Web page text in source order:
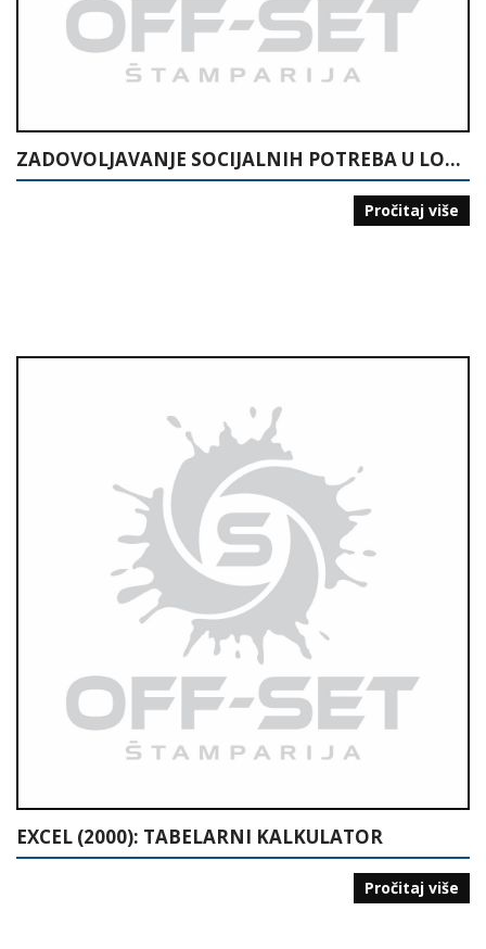
ZADOVOLJAVANJE SOCIJALNIH POTREBA U LOKALNOJ ZAJEDNICI
Pročitaj više
EXCEL (2000): TABELARNI KALKULATOR
Pročitaj više